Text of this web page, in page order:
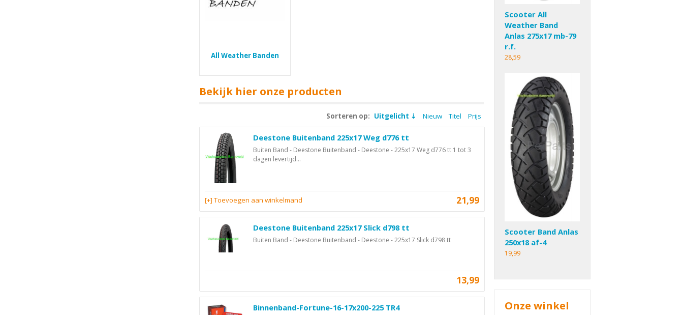
All Weather Banden
Bekijk hier onze producten
Sorteren op: Uitgelicht Nieuw Titel Prijs
Deestone Buitenband 225x17 Weg d776 tt
Buiten Band - Deestone Buitenband - Deestone - 225x17 Weg d776 tt 1 tot 3
dagen levertijd...
21,99
[+] Toevoegen aan winkelmand
Deestone Buitenband 225x17 Slick d798 tt
Buiten Band - Deestone Buitenband - Deestone - 225x17 Slick d798 tt
13,99
Binnenband-Fortune-16-17x200-225 TR4
Scooter All
Weather Band
Anlas 275x17 mb-79
r.f.
28,59
Scooter Band Anlas
250x18 af-4
19,99
Onze winkel